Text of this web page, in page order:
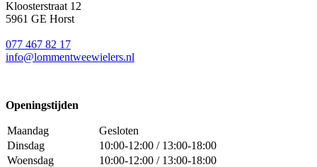
Kloosterstraat 12
5961 GE Horst
077 467 82 17
info@lommentweewielers.nl
Openingstijden
Maandag
Gesloten
Dinsdag
10:00-12:00 / 13:00-18:00
Woensdag
10:00-12:00 / 13:00-18:00